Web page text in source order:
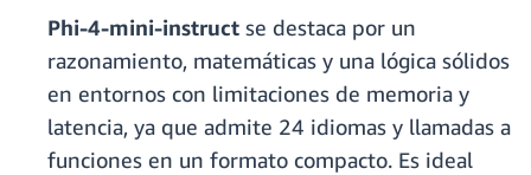
Phi-4-mini-instruct se destaca por un
razonamiento, matemáticas y una lógica sólidos
en entornos con limitaciones de memoria y
latencia, ya que admite 24 idiomas y llamadas a
funciones en un formato compacto. Es ideal